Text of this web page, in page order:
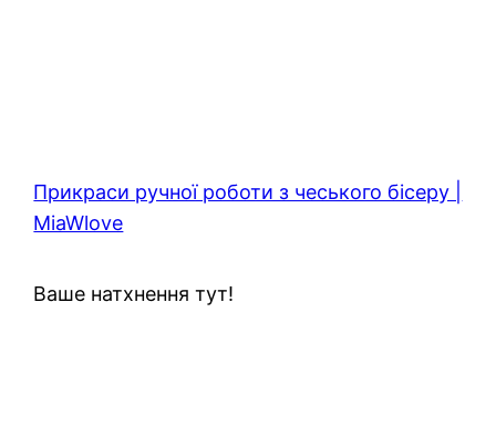
Прикраси ручної роботи з чеського бісеру |
MiaWlove
Ваше натхнення тут!